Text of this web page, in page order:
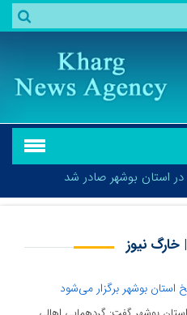
استان بوشهر صادر شد
استان بوشهر صادر شد
| خارگ نیوز
استان بوشهر برگزار می‌شود